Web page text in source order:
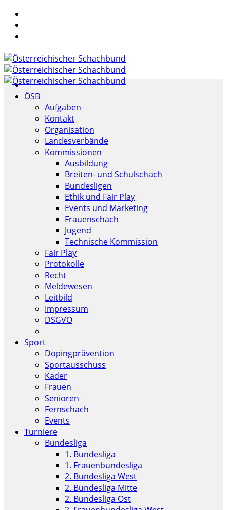
ÖSB
Aufgaben
Kontakt
Organisation
Landesverbände
Kommissionen
Ausbildung
Breiten- und Schulschach
Bundesligen
Ethik und Fair Play
Events und Marketing
Frauenschach
Jugend
Technische Kommission
Fair Play
Protokolle
Recht
Meldewesen
Leitbild
Impressum
DSGVO
Sport
Dopingprävention
Sportausschuss
Kader
Frauen
Senioren
Fernschach
Events
Turniere
Bundesliga
1. Bundesliga
1. Frauenbundesliga
2. Bundesliga West
2. Bundesliga Mitte
2. Bundesliga Ost